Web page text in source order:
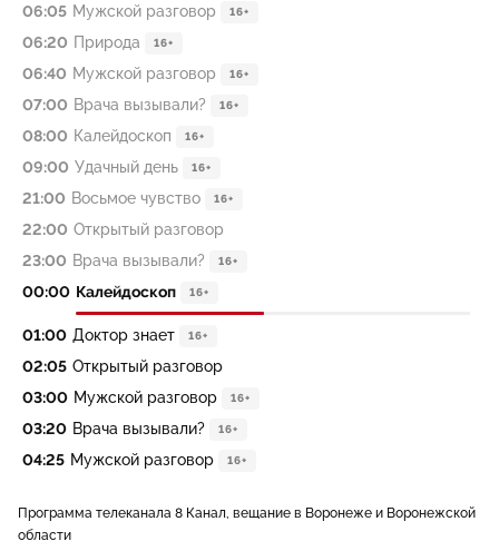
06:05 Мужской разговор 16+
06:20 Природа 16+
06:40 Мужской разговор 16+
07:00 Врача вызывали? 16+
08:00 Калейдоскоп 16+
09:00 Удачный день 16+
21:00 Восьмое чувство 16+
22:00 Открытый разговор
23:00 Врача вызывали? 16+
00:00 Калейдоскоп 16+
01:00 Доктор знает 16+
02:05 Открытый разговор
03:00 Мужской разговор 16+
03:20 Врача вызывали? 16+
04:25 Мужской разговор 16+
Программа телеканала 8 Канал, вещание в Воронеже и Воронежской
области